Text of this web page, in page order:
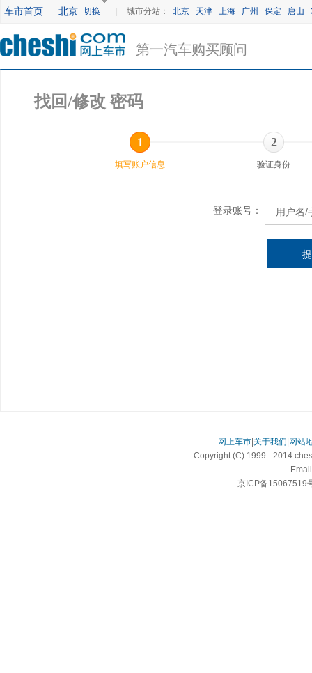
车市首页 北京 切换 城市分站： 北京 天津 上海 广州 保定 唐山
第一汽车购买顾问
找回/修改 密码
1
填写账户信息
2
验证身份
登录账号：
网上车市 关于我们 网站
Copyright (C) 1999 - 2014
京ICP备15067519